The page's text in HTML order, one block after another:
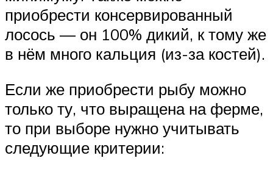
приобрести консервированный
лосось — он 100% дикий, к тому же
в нём много кальция (из-за костей).
Если же приобрести рыбу можно
только ту, что выращена на ферме,
то при выборе нужно учитывать
следующие критерии: